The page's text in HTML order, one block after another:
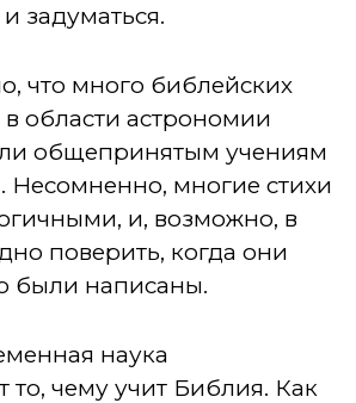
задуматься.
что много библейских
области астрономии
общепринятым учениям
Несомненно, многие стихи
и, возможно, в
поверить, когда они
были написаны.
наука
то, чему учит Библия. Как